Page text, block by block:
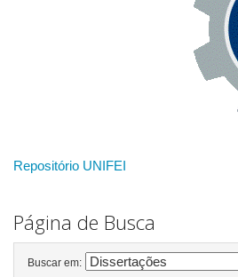
Repositório UNIFEI
Página de Busca
Buscar em: